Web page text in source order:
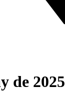
de 2025